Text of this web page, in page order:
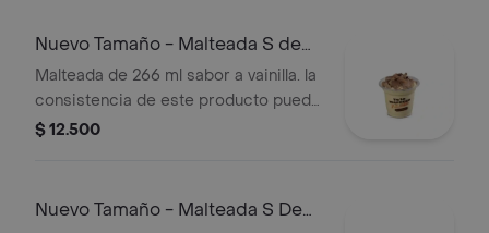
Nuevo Tamaño - Malteada S de
Vainilla
Malteada de 266 ml sabor a vainilla. la
consistencia de este producto puede
variar debido al tiempo de entrega.
$ 12.500
Nuevo Tamaño - Malteada S De